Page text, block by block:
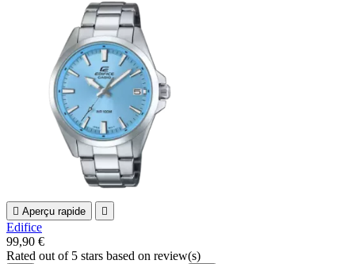
 Aperçu rapide 
Edifice
99,90 €
Rated out of 5 stars based on review(s)